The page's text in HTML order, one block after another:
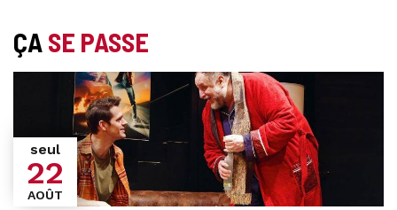
ÇASE PASSE
seul
22
AOÛT